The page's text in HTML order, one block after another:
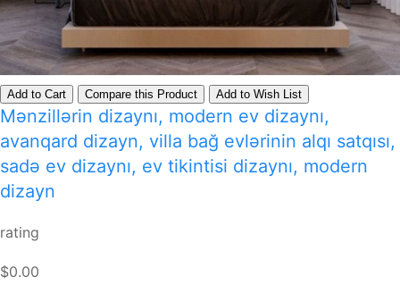
Add to Cart Compare this Product Add to Wish List
Mənzillərin dizaynı, modern ev dizaynı,
avanqard dizayn, villa bağ evlərinin alqı satqısı,
sadə ev dizaynı, ev tikintisi dizaynı, modern
dizayn
rating
$0.00